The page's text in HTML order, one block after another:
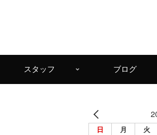
スタッフ ブログ
日 月 火